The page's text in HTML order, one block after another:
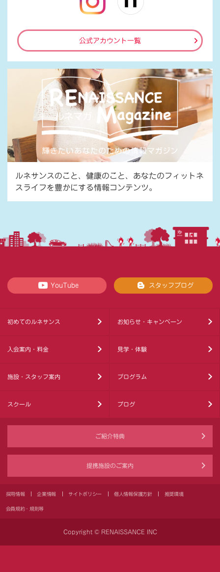
公式アカウント一覧
ルネサンスのこと、健康のこと、あなたのフィットネ
スライフを豊かにする情報コンテンツ。
YouTube スタッフブログ
初めてのルネサンス お知らせ・キャンペーン
入会案内・料金 見学・体験
施設・スタッフ案内 プログラム
スクール ブログ
ご紹介特典
提携施設のご案内
採用情報 企業情報 サイトポリシー 個人情報保護方針 推奨環境
会員規約・規則等
Copyright © RENAISSANCE INC